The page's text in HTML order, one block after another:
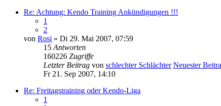
Re: Achtung: Kendo Training Ankündigungen !!!
1
2
von Rosi » Di 29. Mai 2007, 07:59
15 Antworten
160226 Zugriffe
Letzter Beitrag von schlechter Schlächter Neuester
Fr 21. Sep 2007, 14:10
Re: Freitagstraining oder Kendo-Liga
1